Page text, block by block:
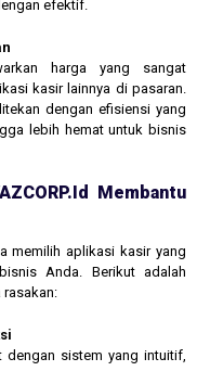
efektif.
harga yang sangat
kasir lainnya di pasaran.
dengan efisiensi yang
lebih hemat untuk bisnis
Membantu
memilih aplikasi kasir yang
Anda. Berikut adalah
rasakan:
dengan sistem yang intuitif,